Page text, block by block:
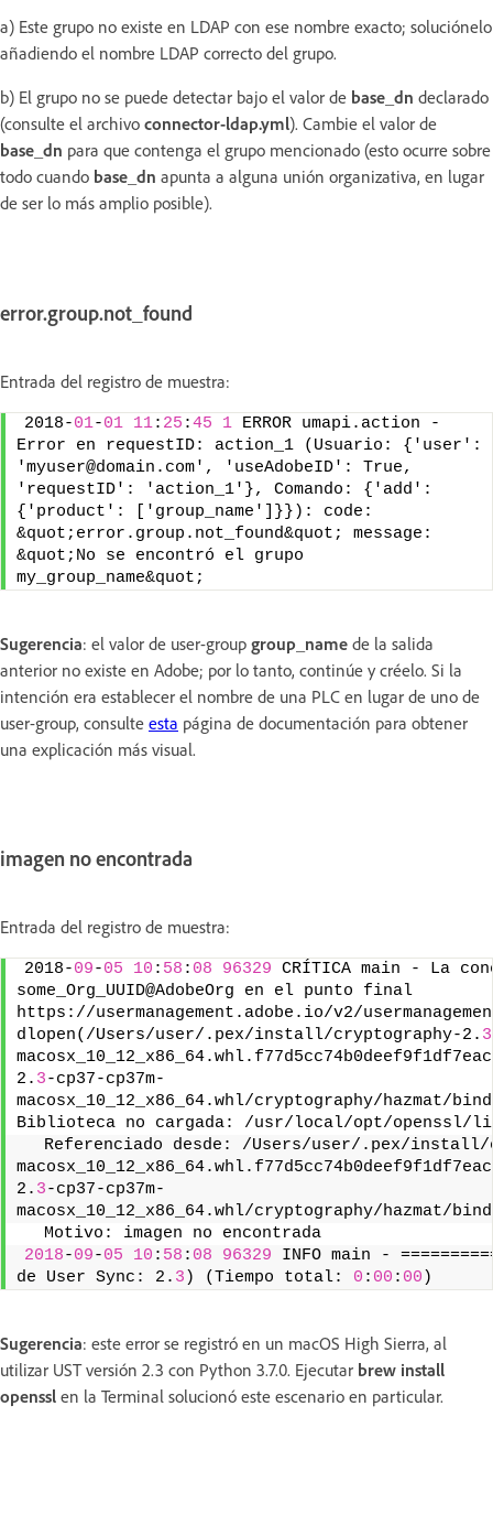
a) Este grupo no existe en LDAP con ese nombre exacto; soluciónelo
añadiendo el nombre LDAP correcto del grupo.
b) El grupo no se puede detectar bajo el valor de base_dn declarado
(consulte el archivo connector-ldap.yml). Cambie el valor de
base_dn para que contenga el grupo mencionado (esto ocurre sobre
todo cuando base_dn apunta a alguna unión organizativa, en lugar
de ser lo más amplio posible).
error.group.not_found
Entrada del registro de muestra:
2018-01-01 11: 25 :45 1 ERROR umapi.action -
Error en requestID: action_1 (Usuario: {'user':
'myuser@domain.com', 'useAdobeID': True,
'requestID': 'action_1'}, Comando: {'add':
{'product': ['group_name']}}): code:
&quot;error.group.not_found&quot; message:
&quot;No se encontró el grupo
my_group_name&quot;
Sugerencia: el valor de user-group group_name de la salida
anterior no existe en Adobe; por lo tanto, continúe y créelo. Si la
intención era establecer el nombre de una PLC en lugar de uno de
user-group, consulte esta página de documentación para obtener
una explicación más visual.
imagen no encontrada
Entrada del registro de muestra:
2018-09-05 10 : 58 : 08 96329 CRÍTICA main - La
some_Org_UUID@AdobeOrg en el punto final
https://usermanagement.adobe.io/v2/
dlopen(/Users/user/.pex/install/cryptography-2. 3
2. 3-cp37-cp37m-
macosx_10_12_x86_64.whl/cryptography/hazmat/
Biblioteca no cargada: /usr/local/opt/
Referenciado desde: /Users/user/.pex/
2. 3-cp37-cp37m-
macosx_10_12_x86_64.whl/cryptography/hazmat/
  Motivo: imagen no encontrada
2018-09-05 10 : 58 : 08 96329 INFO main -
de User Sync: 2. 3 ) (Tiempo total: 0 : 00 : 00 )
Sugerencia: este error se registró en un macOS High Sierra, al
utilizar UST versión 2.3 con Python 3.7.0. Ejecutar brew install
openssl en la Terminal solucionó este escenario en particular.